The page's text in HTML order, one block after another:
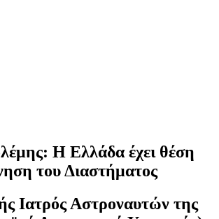
Η Ελλάδα έχει θέση
του Διαστήματος
Ιατρός Αστροναυτών της